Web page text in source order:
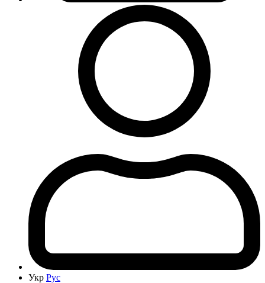
Укр Рус